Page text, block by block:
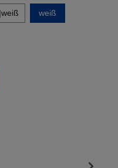
weiß
gewünschten